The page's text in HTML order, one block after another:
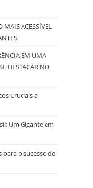
MAIS ACESSÍVEL
EM UMA
DESTACAR NO
Cruciais a
Um Gigante em
para o sucesso de